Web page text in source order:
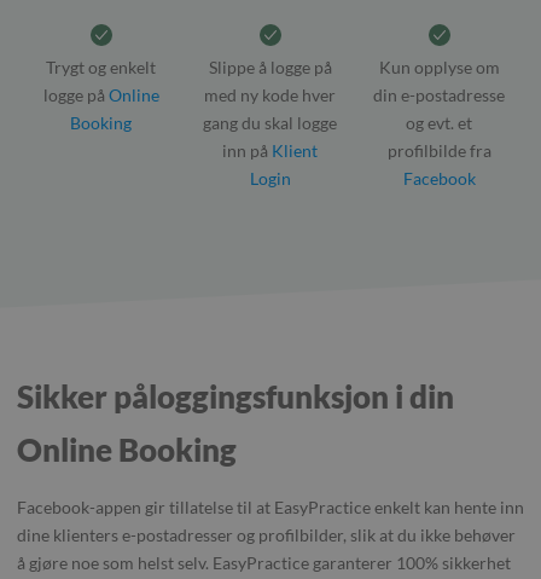
Trygt og enkelt
logge på Online
Booking
Slippe å logge på
med ny kode hver
gang du skal logge
inn på Klient
Login
Kun opplyse om
din e-postadresse
og evt. et
profilbilde fra
Facebook
Sikker påloggingsfunksjon i din
Online Booking
Facebook-appen gir tillatelse til at EasyPractice enkelt kan hente inn
dine klienters e-postadresser og profilbilder, slik at du ikke behøver
å gjøre noe som helst selv. EasyPractice garanterer 100% sikkerhet